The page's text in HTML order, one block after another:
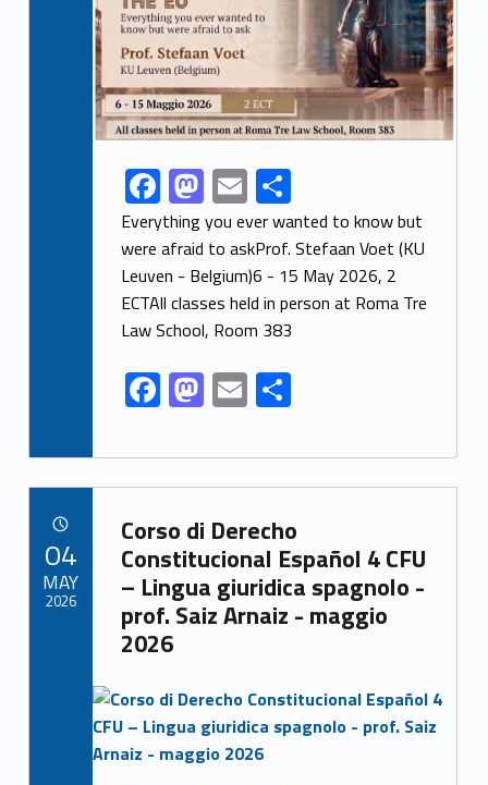
Link identifier share facebook archive #share-link-archive-47439F
ac
e
b
o
o
k
M
as
to
d
o
n
E
m
ai
l
S
h
ar
e
Everything you ever wanted to know but
were afraid to askProf. Stefaan Voet (KU
Leuven - Belgium)6 - 15 May 2026, 2
ECTAll classes held in person at Roma Tre
Law School, Room 383
F
ac
e
b
o
o
k
M
as
to
d
o
n
E
m
ai
l
S
ar
e
Link identifier archive #link-archive-8096
Corso di Derecho
Constitucional Español 4 CFU
– Lingua giuridica spagnolo -
prof. Saiz Arnaiz - maggio
2026
Link identifier archive #link-archive-thumb-soap-60254
04
MAY
2026